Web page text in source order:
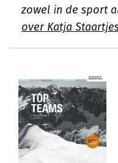
zowel in de sport
over Katja